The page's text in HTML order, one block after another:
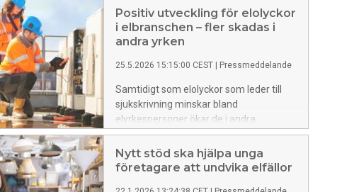
Positiv utveckling för elolyckor
i elbranschen – fler skadas i
andra yrken
25.5.2026 15:15:00 CEST Pressmeddelande
Samtidigt som elolyckor som leder till
sjukskrivning minskar bland
elyrkespersoner ökar de i andra
yrkeskategorier. Det visar
Elsäkerhetsverkets senaste analys.
Nytt stöd ska hjälpa unga
företagare att undvika elfällor